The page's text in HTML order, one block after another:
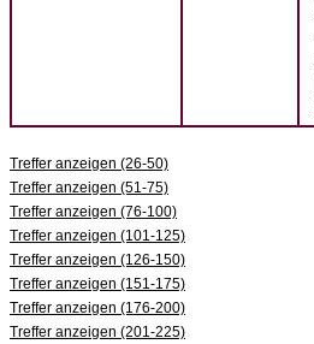
Treffer anzeigen (26-50)
Treffer anzeigen (51-75)
Treffer anzeigen (76-100)
Treffer anzeigen (101-125)
Treffer anzeigen (126-150)
Treffer anzeigen (151-175)
Treffer anzeigen (176-200)
Treffer anzeigen (201-225)